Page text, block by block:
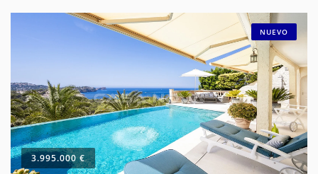
NUEVO
3.995.000 €